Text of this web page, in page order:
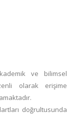
ve bilimsel
olarak erişime
doğrultusunda